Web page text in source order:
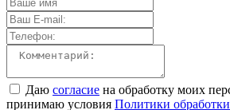
Даю согласие на обработку моих
принимаю условия Политики